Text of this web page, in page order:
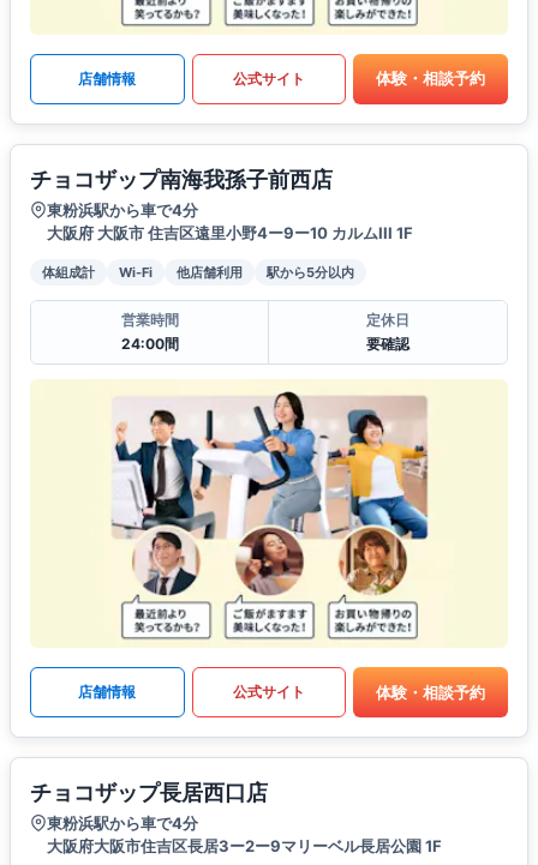
店舗情報 公式サイト 体験・相談予約
チョコザップ南海我孫子前西店
東粉浜駅から車で4分
大阪府 大阪市 住吉区遠里小野4ー9ー10 カルムIII 1F
体組成計 Wi-Fi 他店舗利用 駅から5分以内
営業時間
24:00間
定休日
要確認
店舗情報 公式サイト 体験・相談予約
チョコザップ長居西口店
東粉浜駅から車で4分
大阪府大阪市住吉区長居3ー2ー9マリーベル長居公園 1F